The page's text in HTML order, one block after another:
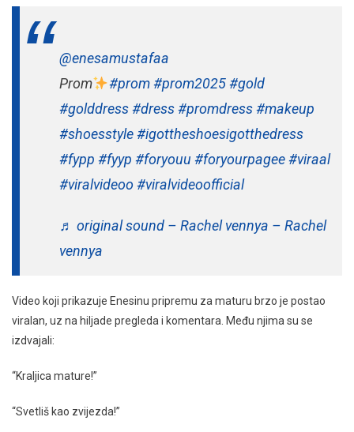
@enesamustafaa
Prom
#prom #prom2025 #gold
#golddress#dress#promdress#makeup
#shoesstyle#igottheshoesigotthedress
#fypp #fyyp #foryouu #foryourpagee#viraal
#viralvideoo#viralvideoofficial
♬ original sound – Rachel vennya – Rachel
vennya
Video koji prikazuje Enesinu pripremu za maturu brzo je postao
viralan, uz na hiljade pregleda i komentara. Među njima su se
izdvajali:
“Kraljica mature!”
“Svetliš kao zvijezda!”